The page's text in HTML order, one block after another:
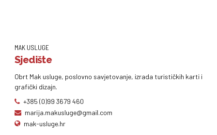
MAK USLUGE
Sjedište
Obrt Mak usluge, poslovno savjetovanje, izrada turističkih karti i
grafički dizajn.
+385 (0)99 3679 460
marija.makusluge@gmail.com
mak-usluge.hr